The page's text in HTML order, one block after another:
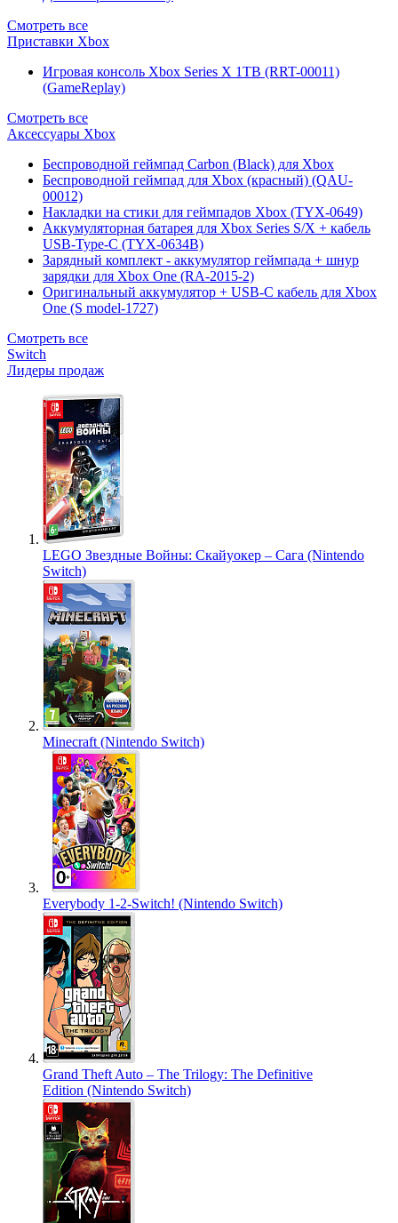
Смотреть все
Приставки Xbox
Игровая консоль Xbox Series X 1TB (RRT-00011)
(GameReplay)
Смотреть все
Аксессуары Xbox
Беспроводной геймпад Carbon (Black) для Xbox
Беспроводной геймпад для Xbox (красный) (QAU-
00012)
Накладки на стики для геймпадов Xbox (TYX-0649)
Аккумуляторная батарея для Xbox Series S/X + кабель
USB-Type-C (TYX-0634B)
Зарядный комплект - аккумулятор геймпада + шнур
зарядки для Xbox One (RA-2015-2)
Оригинальный аккумулятор + USB-C кабель для Xbox
One (S model-1727)
Смотреть все
Switch
Лидеры продаж
LEGO Звездные Войны: Скайуокер – Сага (Nintendo
Switch)
Minecraft (Nintendo Switch)
Everybody 1-2-Switch! (Nintendo Switch)
Grand Theft Auto – The Trilogy: The Definitive
Edition (Nintendo Switch)